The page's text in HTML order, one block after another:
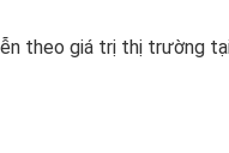
theo giá trị thị trường